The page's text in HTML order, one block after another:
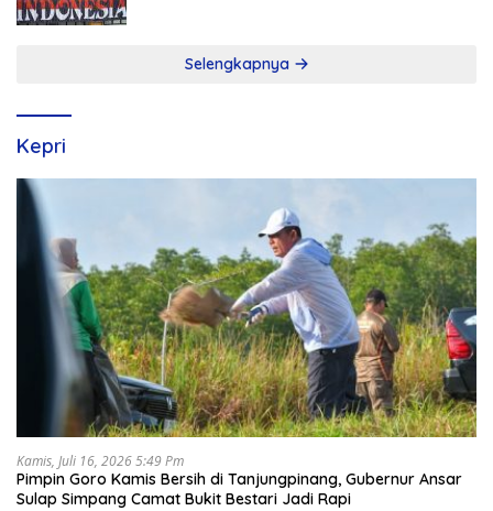
Selengkapnya
Kepri
Kamis, Juli 16, 2026 5:49 Pm
Pimpin Goro Kamis Bersih di Tanjungpinang, Gubernur Ansar
Sulap Simpang Camat Bukit Bestari Jadi Rapi